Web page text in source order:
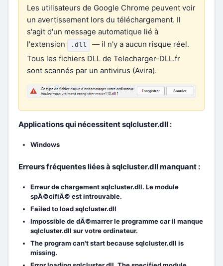
Les utilisateurs de Google Chrome peuvent voir
un avertissement lors du téléchargement. Il
s'agit d'un message automatique lié à
l'extension
.dll
— il n'y a aucun risque réel.
Tous les fichiers DLL de Telecharger-DLL.fr
sont scannés par un antivirus (Avira).
Applications qui nécessitent sqlcluster.dll :
Windows
Erreurs fréquentes liées à sqlcluster.dll manquant :
Erreur de chargement sqlcluster.dll. Le module
spÃ©cifiÃ© est introuvable.
Failed to load sqlcluster.dll
Impossible de dÃ©marrer le programme car il manque
sqlcluster.dll sur votre ordinateur.
The program can't start because sqlcluster.dll is
missing.